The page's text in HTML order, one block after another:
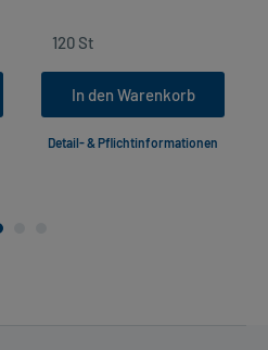
In den Warenkorb
Detail- & Pflichtinformationen